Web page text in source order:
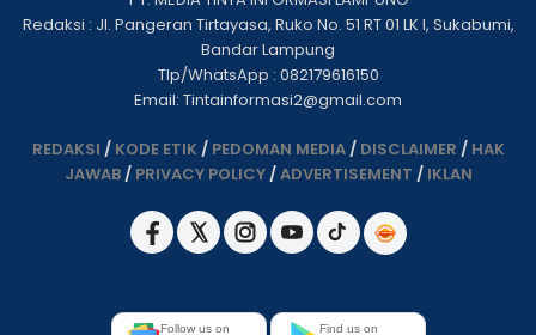
Redaksi : Jl. Pangeran Tirtayasa, Ruko No. 51 RT 01 LK I, Sukabumi,
Bandar Lampung
Tlp/WhatsApp : 082179616150
Email: Tintainformasi2@gmail.com
REDAKSI / KODE ETIK / PEDOMAN MEDIA/ DISCLAIMER / HAK
JAWAB/ PRIVACY POLICY/ADVERTISEMENT / IKLAN
Follow us on Find us on